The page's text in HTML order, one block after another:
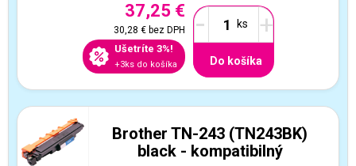
37,25 €
30,28 €bez DPH
Ušetríte 3%!
+3ks do košíka
- +
Do košíka
Brother TN-243 (TN243BK)
black - kompatibilný